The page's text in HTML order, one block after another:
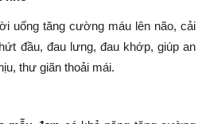
uống tăng cường máu lên não, cải
đầu, đau lưng, đau khớp, giúp an
thư giãn thoải mái.